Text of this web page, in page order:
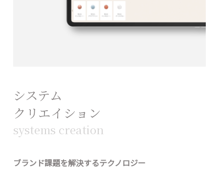
システム
クリエイション
systems creation
ブランド課題を解決するテクノロジー